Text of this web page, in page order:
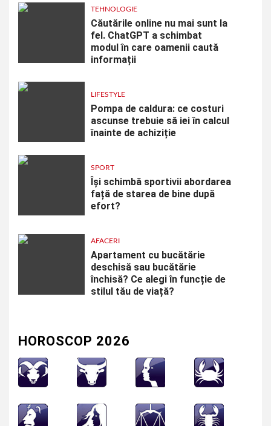
TEHNOLOGIE
Căutările online nu mai sunt la
fel. ChatGPT a schimbat
modul în care oamenii caută
informații
LIFESTYLE
Pompa de caldura: ce costuri
ascunse trebuie să iei în calcul
înainte de achiziție
SPORT
Își schimbă sportivii abordarea
față de starea de bine după
efort?
AFACERI
Apartament cu bucătărie
deschisă sau bucătărie
închisă? Ce alegi în funcție de
stilul tău de viață?
HOROSCOP 2026